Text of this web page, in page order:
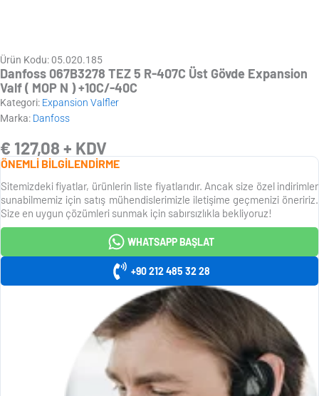
Ürün Kodu: 05.020.185
Danfoss 067B3278 TEZ 5 R-407C Üst Gövde Expansion
Valf ( MOP N ) +10C/-40C
Kategori: Expansion Valfler
Marka: Danfoss
€ 127,08 + KDV
ÖNEMLİ BİLGİLENDİRME
Sitemizdeki fiyatlar, ürünlerin liste fiyatlarıdır. Ancak size özel indirimler
sunabilmemiz için satış mühendislerimizle iletişime geçmenizi öneririz.
Size en uygun çözümleri sunmak için sabırsızlıkla bekliyoruz!
WHATSAPP BAŞLAT
+90 212 485 32 28